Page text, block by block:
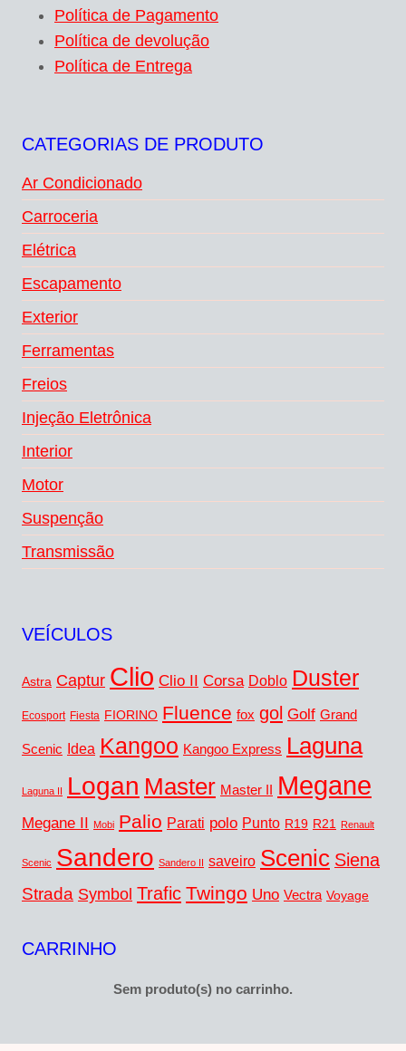
Política de Pagamento
Política de devolução
Política de Entrega
CATEGORIAS DE PRODUTO
Ar Condicionado
Carroceria
Elétrica
Escapamento
Exterior
Ferramentas
Freios
Injeção Eletrônica
Interior
Motor
Suspenção
Transmissão
VEÍCULOS
Astra Captur Clio Clio II Corsa Doblo Duster
Ecosport Fiesta FIORINO Fluence fox gol Golf Grand
Scenic Idea Kangoo Kangoo Express Laguna
Laguna II Logan Master Master II Megane
Megane II Mobi Palio Parati polo Punto R19 R21 Renault
Scenic Sandero Sandero II saveiro Scenic Siena
Strada Symbol Trafic Twingo Uno Vectra Voyage
CARRINHO
Sem produto(s) no carrinho.